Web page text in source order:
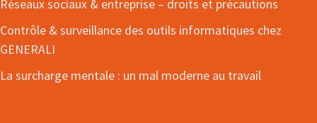
Réseaux sociaux & entreprise – droits et précautions
Contrôle & surveillance des outils informatiques chez
GENERALI
La surcharge mentale : un mal moderne au travail